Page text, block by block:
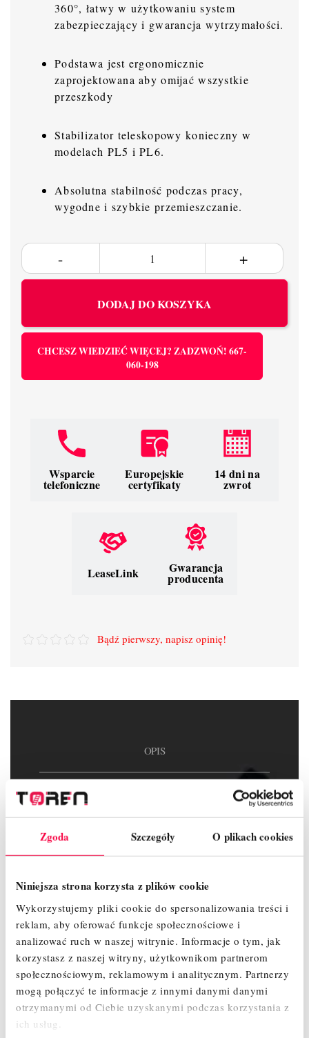
Zgoda Szczegóły O plikach cookies
Niniejsza strona korzysta z plików cookie
Wykorzystujemy pliki cookie do spersonalizowania treści i
reklam, aby oferować funkcje społecznościowe i
analizować ruch w naszej witrynie. Informacje o tym, jak
korzystasz z naszej witryny, użytkownikom partnerom
społecznościowym, reklamowym i analitycznym. Partnerzy
mogą połączyć te informacje z innymi danymi danymi
otrzymanymi od Ciebie uzyskanymi podczas korzystania z
ich usług.
360°, łatwy w użytkowaniu system
zabezpieczający i gwarancja wytrzymałości.
Podstawa jest ergonomicznie
zaprojektowana aby omijać wszystkie
przeszkody
Stabilizator teleskopowy konieczny w
modelach PL5 i PL6.
Absolutna stabilność podczas pracy,
wygodne i szybkie przemieszczanie.
DODAJ DO KOSZYKA
CHCESZ WIEDZIEĆ WIĘCEJ? ZADZWOŃ! 667-
060-198
Wsparcie
telefoniczne
Europejskie
certyfikaty
14 dni na
zwrot
LeaseLink Gwarancja
producenta
Bądź pierwszy, napisz opinię!
OPIS
ZAŁĄCZNIKI